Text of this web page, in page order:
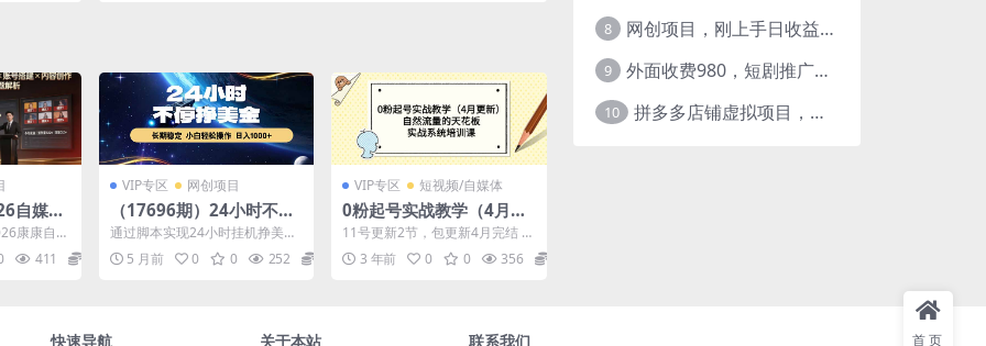
自媒体
则×账
直播起
核心
康康自媒
411 28.8
VIP专区 网创项目
（17696期）24小时不停
挣美金，长期稳定，绿色
稳定，日入1000+
通过脚本实现24小时挂机挣美
金，小白轻松操作，项目很稳定
很稳定，支持任何形式考察...
5 月前 0 0 252 19.9
VIP专区 短视频/自媒体
0粉起号实战教学（4月更
新）自然流量的天花板，
实战系统培训课
11号更新2节，包更新4月完结 齐
齐模拟实操4月4号.mp4 猴帝底
层逻辑4月2...
3 年前 0 0 356
8 网创项目，刚上手日收益300-500左右，熟悉后日收益1500-3000
9 外面收费980，短剧推广最新搬运玩法，几分钟一个作品，日入1000
10 拼多多店铺虚拟项目，教科书式操作玩法，轻松月入1000
快速导航 关于本站 联系我们 首页